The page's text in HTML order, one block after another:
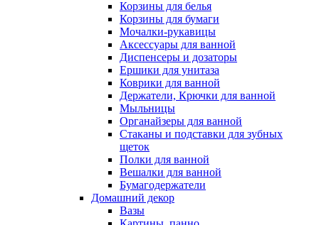
Корзины для белья
Корзины для бумаги
Мочалки-рукавицы
Аксессуары для ванной
Диспенсеры и дозаторы
Ершики для унитаза
Коврики для ванной
Держатели, Крючки для ванной
Мыльницы
Органайзеры для ванной
Стаканы и подставки для зубных
щеток
Полки для ванной
Вешалки для ванной
Бумагодержатели
Домашний декор
Вазы